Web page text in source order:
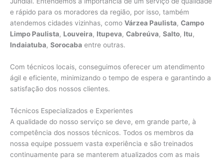
e rápido para os moradores da região, por isso, também
atendemos cidades vizinhas, como Várzea Paulista, Campo
Limpo Paulista, Louveira, Itupeva, Cabreúva, Salto, Itu,
Indaiatuba, Sorocaba entre outras.
Com técnicos locais, conseguimos oferecer um atendimento
ágil e eficiente, minimizando o tempo de espera e garantindo a
satisfação dos nossos clientes.
Técnicos Especializados e Experientes
A qualidade do nosso serviço se deve, em grande parte, à
competência dos nossos técnicos. Todos os membros da
nossa equipe possuem vasta experiência e são treinados
continuamente para se manterem atualizados com as mais